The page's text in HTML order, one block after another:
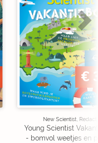
€
New Scientist,
Young Scientist
- bomvol weetjes en